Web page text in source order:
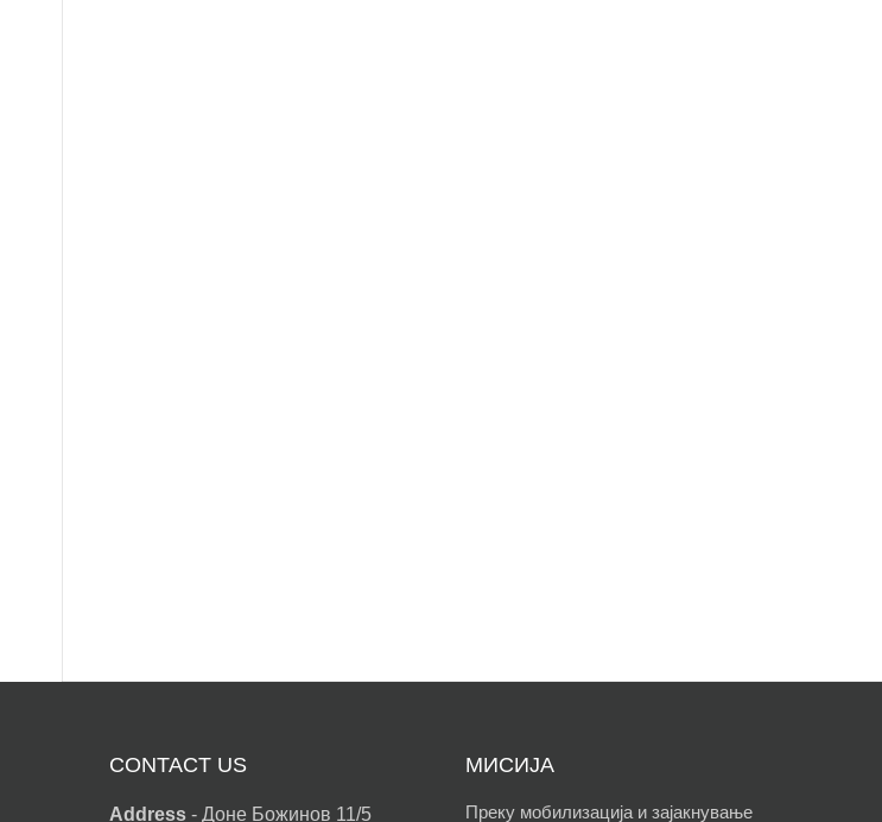
CONTACT US
Address - Доне Божинов 11/5
МИСИЈА
Преку мобилизација и зајакнување